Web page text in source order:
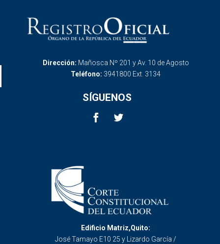
Dirección: Mañosca Nº 201 y Av. 10 de Agosto
Teléfono: 3941800 Ext. 3134
SÍGUENOS
Edificio Matriz,Quito:
José Tamayo E10 25 y Lizardo García /